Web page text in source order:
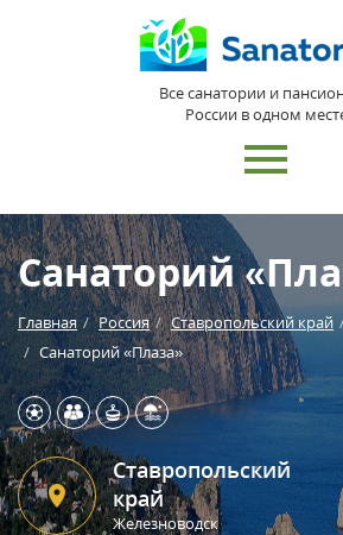
Все санатории и
России в одном
Санаторий
Главная Россия Ставропольский край
Санаторий «Плаза»
Ставропольский
край
Железноводск